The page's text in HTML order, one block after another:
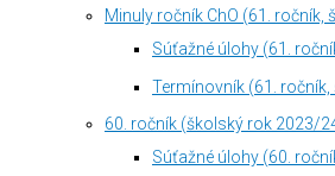
Minuly ročník ChO (61.
Súťažné úlohy (61.
Termínovník (61.
60. ročník (školský rok 2023/
Súťažné úlohy (60.